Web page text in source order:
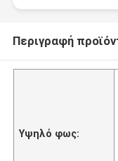
Περιγραφή
Υψηλό φως: